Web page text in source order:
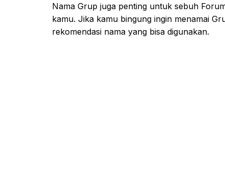
Nama Grup juga penting untuk sebuh
kamu. Jika kamu bingung ingin menamai
rekomendasi nama yang bisa digunakan.